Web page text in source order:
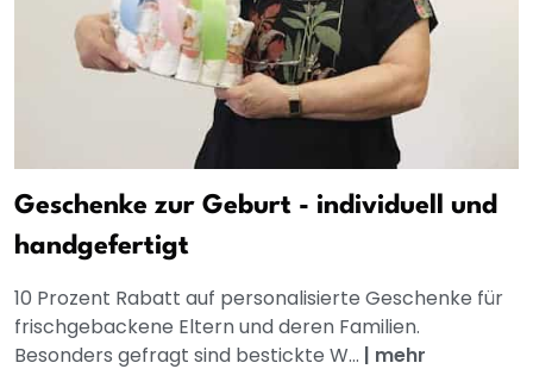
Geschenke zur Geburt - individuell und
handgefertigt
10 Prozent Rabatt auf personalisierte Geschenke für
frischgebackene Eltern und deren Familien.
Besonders gefragt sind bestickte W... | mehr